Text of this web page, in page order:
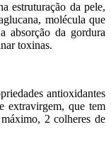
estruturação da pele,
molécula que
absorção da gordura
toxinas.
antioxidantes
extravirgem, que tem
2 colheres de